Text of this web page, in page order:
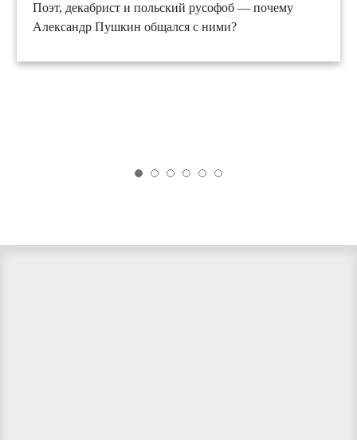
Поэт, декабрист и польский русофоб — почему
Александр Пушкин общался с ними?